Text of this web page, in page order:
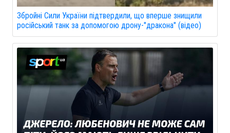
Збройні Сили України підтвердили, що вперше знищили
російський танк за допомогою дрону-"дракона" (відео)